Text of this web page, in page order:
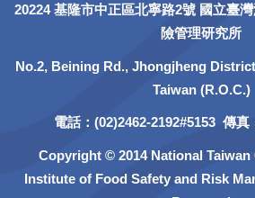
20224 基隆市中正區北寧路2號 國立臺
險管理研究所
No.2, Beining Rd., Jhongjheng
Taiwan (R.O.C.)
電話：(02)2462-2192#5153 傳真
Copyright © 2014 National Taiwan
Institute of Food Safety and Risk